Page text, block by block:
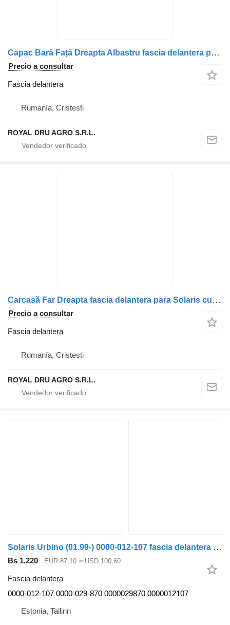
Capac Bară Față Dreapta Albastru fascia delantera para Solaris 1701-169-721 camión
Precio a consultar
Fascia delantera
Rumanía, Cristesti
ROYAL DRU AGRO S.R.L.
Carcasă Far Dreapta fascia delantera para Solaris cu Indicatori pentru Persoane cu Dizabilități camión
Precio a consultar
Fascia delantera
Rumanía, Cristesti
ROYAL DRU AGRO S.R.L.
Solaris Urbino (01.99-) 0000-012-107 fascia delantera para Solaris Urbino, Alpino, Vacanza (1999-) autobús
Bs 1.220 EUR 87,10 ≈ USD 100,60
Fascia delantera
0000-012-107 0000-029-870 0000029870 0000012107
Estonia, Tallinn